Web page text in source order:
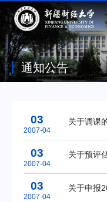
通知公告
03
2007-04
关于调课
03
2007-04
关于预评
03
2007-04